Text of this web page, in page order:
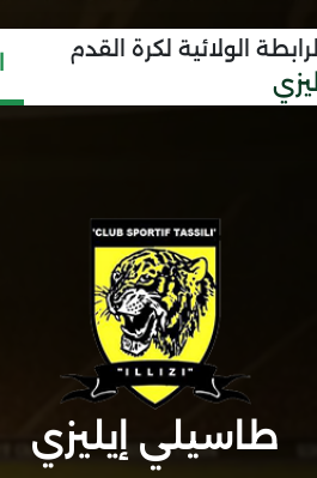
الرابطة الولائية لكرة القدم
إليزي
طاسيلي إيليزي